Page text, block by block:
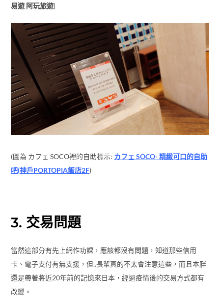
(圖為 カフェ SOCO裡的自助標示:
カフェ SOCO- 精緻可口的自助
吧(神戶PORTOPIA飯店2F)
3. 交易問題
卡、電子支付有無支援，但..長輩真的不太會注意這些，而且本胖
還是帶著將近20年前的記憶來日本，經過疫情後的交易方式都有
還有一些跟台灣不一樣的交易方式、禮節都會先跟我們說，避免
到時候發生失禮的情況。